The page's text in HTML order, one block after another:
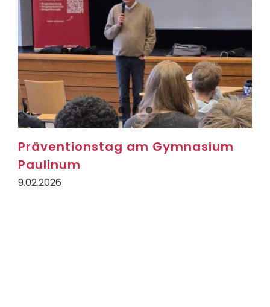
Präventionstag am Gymnasium
Paulinum
9.02.2026